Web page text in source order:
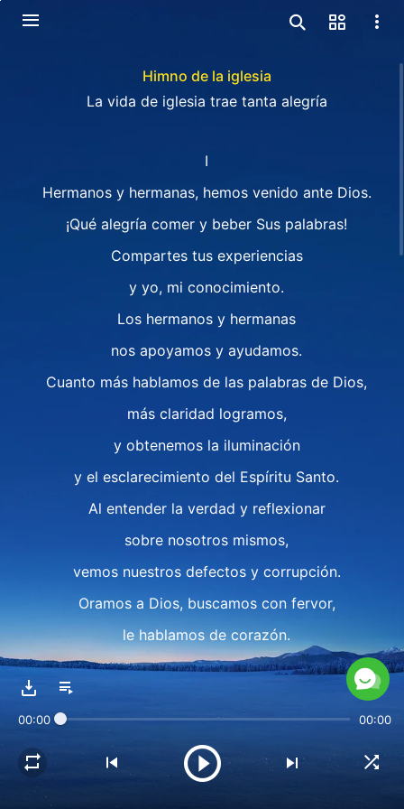
Himno de la iglesia
La vida de iglesia trae tanta alegría
Ⅰ
Hermanos y hermanas, hemos venido ante Dios.
¡Qué alegría comer y beber Sus palabras!
Compartes tus experiencias
y yo, mi conocimiento.
Los hermanos y hermanas
nos apoyamos y ayudamos.
Cuanto más hablamos de las palabras de Dios,
más claridad logramos,
y obtenemos la iluminación
y el esclarecimiento del Espíritu Santo.
Al entender la verdad y reflexionar
sobre nosotros mismos,
vemos nuestros defectos y corrupción.
Oramos a Dios, buscamos con fervor,
le hablamos de corazón.
No le importa en qué medida
que hablemos con sinceridad.
00:00 00:00